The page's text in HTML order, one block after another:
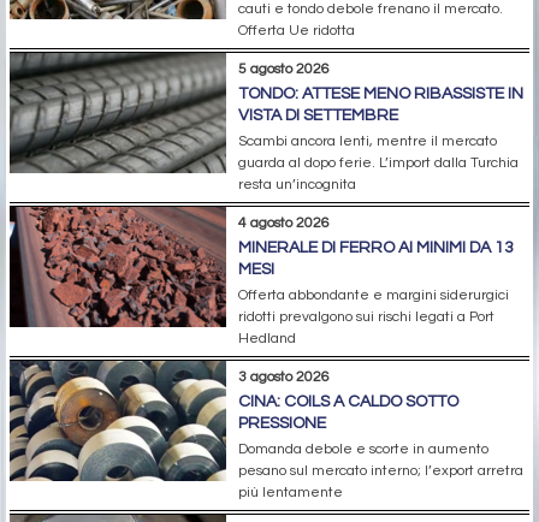
cauti e tondo debole frenano il mercato.
Offerta Ue ridotta
5 agosto 2026
TONDO: ATTESE MENO RIBASSISTE IN
VISTA DI SETTEMBRE
Scambi ancora lenti, mentre il mercato
guarda al dopo ferie. L’import dalla Turchia
resta un’incognita
4 agosto 2026
MINERALE DI FERRO AI MINIMI DA 13
MESI
Offerta abbondante e margini siderurgici
ridotti prevalgono sui rischi legati a Port
Hedland
3 agosto 2026
CINA: COILS A CALDO SOTTO
PRESSIONE
Domanda debole e scorte in aumento
pesano sul mercato interno; l’export arretra
più lentamente